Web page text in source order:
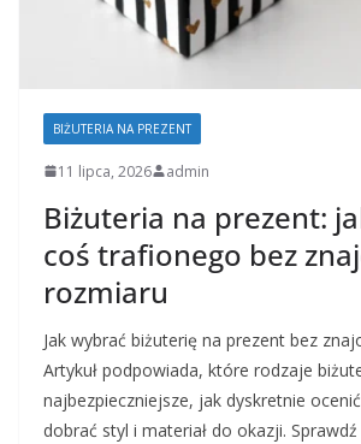
BIŻUTERIA NA PREZENT
11 lipca, 2026 admin
Biżuteria na prezent:
coś trafionego bez
rozmiaru
Jak wybrać biżuterię na prezent bez
Artykuł podpowiada, które rodzaje
najbezpieczniejsze, jak dyskretnie
dobrać styl i materiał do okazji.